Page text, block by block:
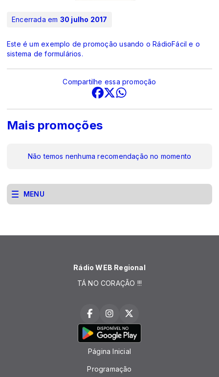
Encerrada em 30 julho 2017
Este é um exemplo de promoção usando o RádioFácil e o
sistema de formulários.
Compartilhe essa promoção
Mais promoções
Não temos nenhuma recomendação no momento
MENU
Rádio WEB Regional
TÁ NO CORAÇÃO !!!
Página Inicial
Programação